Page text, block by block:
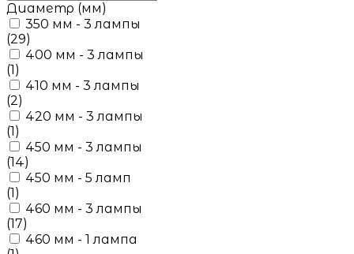
Диаметр (мм)
350 мм - 3 лампы
(29)
400 мм - 3 лампы
(1)
410 мм - 3 лампы
(2)
420 мм - 3 лампы
(1)
450 мм - 3 лампы
(14)
450 мм - 5 ламп
(1)
460 мм - 3 лампы
(17)
460 мм - 1 лампа